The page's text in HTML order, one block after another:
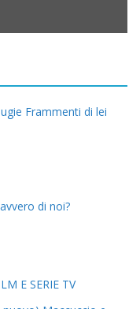
Frammenti di lei
di noi?
E SERIE TV